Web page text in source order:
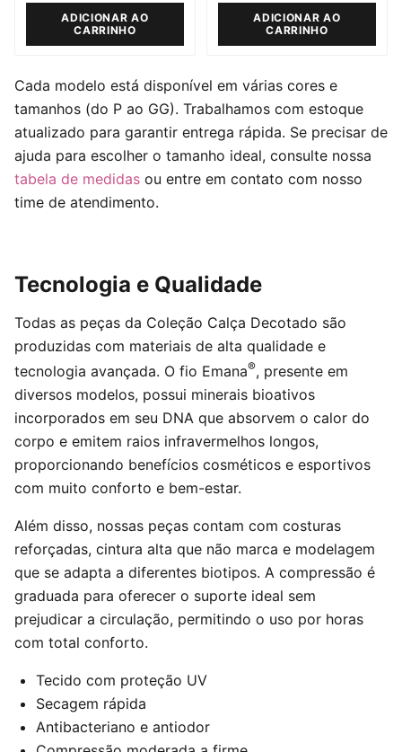
ADICIONAR AO
CARRINHO
ADICIONAR AO
CARRINHO
Cada modelo está disponível em várias cores e
tamanhos (do P ao GG). Trabalhamos com estoque
atualizado para garantir entrega rápida. Se precisar de
ajuda para escolher o tamanho ideal, consulte nossa
tabela de medidas ou entre em contato com nosso
time de atendimento.
Tecnologia e Qualidade
Todas as peças da Coleção Calça Decotado são
produzidas com materiais de alta qualidade e
tecnologia avançada. O fio Emana®, presente em
diversos modelos, possui minerais bioativos
incorporados em seu DNA que absorvem o calor do
corpo e emitem raios infravermelhos longos,
proporcionando benefícios cosméticos e esportivos
com muito conforto e bem-estar.
Além disso, nossas peças contam com costuras
reforçadas, cintura alta que não marca e modelagem
que se adapta a diferentes biotipos. A compressão é
graduada para oferecer o suporte ideal sem
prejudicar a circulação, permitindo o uso por horas
com total conforto.
Tecido com proteção UV
Secagem rápida
Antibacteriano e antiodor